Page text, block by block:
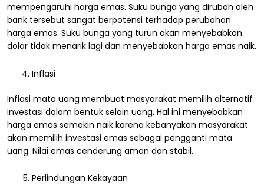
mempengaruhi harga emas. Suku bunga yang dirubah oleh
bank tersebut sangat berpotensi terhadap perubahan
harga emas. Suku bunga yang turun akan menyebabkan
dolar tidak menarik lagi dan menyebabkan harga emas naik.
Inflasi
Inflasi mata uang membuat masyarakat memilih alternatif
investasi dalam bentuk selain uang. Hal ini menyebabkan
harga emas semakin naik karena kebanyakan masyarakat
akan memilih investasi emas sebagai pengganti mata
uang. Nilai emas cenderung aman dan stabil.
Perlindungan Kekayaan